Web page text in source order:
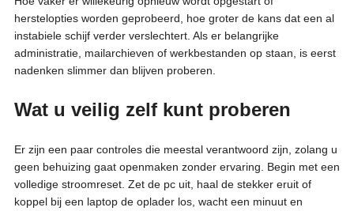
herstelopties worden geprobeerd, hoe groter de kans dat een al
instabiele schijf verder verslechtert. Als er belangrijke
administratie, mailarchieven of werkbestanden op staan, is eerst
nadenken slimmer dan blijven proberen.
Wat u veilig zelf kunt proberen
Er zijn een paar controles die meestal verantwoord zijn, zolang u
geen behuizing gaat openmaken zonder ervaring. Begin met een
volledige stroomreset. Zet de pc uit, haal de stekker eruit of
koppel bij een laptop de oplader los, wacht een minuut en